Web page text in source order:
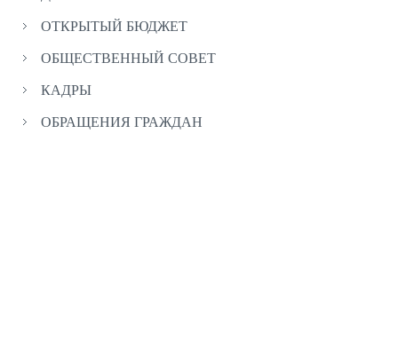
ОТКРЫТЫЙ БЮДЖЕТ
ОБЩЕСТВЕННЫЙ СОВЕТ
КАДРЫ
ОБРАЩЕНИЯ ГРАЖДАН